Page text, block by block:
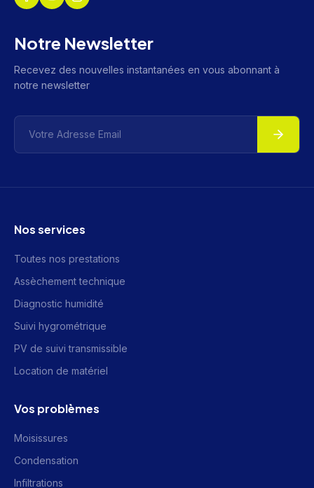
Notre Newsletter
Recevez des nouvelles instantanées en vous abonnant à
notre newsletter
Nos services
Toutes nos prestations
Assèchement technique
Diagnostic humidité
Suivi hygrométrique
PV de suivi transmissible
Location de matériel
Vos problèmes
Moisissures
Condensation
Infiltrations